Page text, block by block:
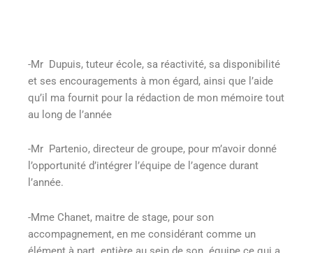
-Mr Dupuis, tuteur école, sa réactivité, sa disponibilité
et ses encouragements à mon égard, ainsi que l’aide
qu’il ma fournit pour la rédaction de mon mémoire tout
au long de l’année
-Mr Partenio, directeur de groupe, pour m’avoir donné
l’opportunité d’intégrer l’équipe de l’agence durant
l’année.
-Mme Chanet, maitre de stage, pour son
accompagnement, en me considérant comme un